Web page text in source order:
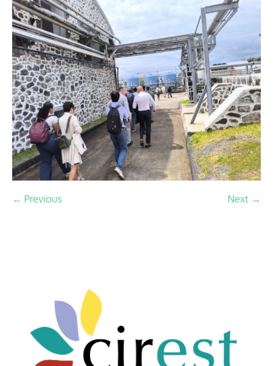
← Previous Next →